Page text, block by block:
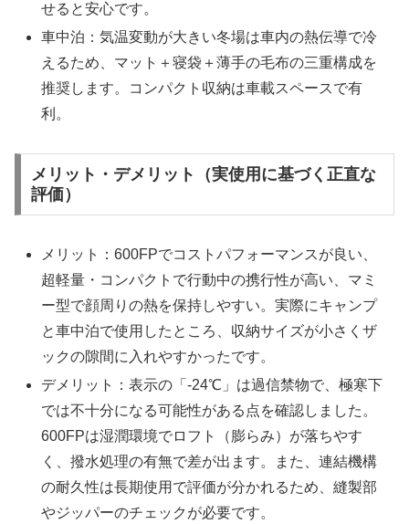
せると安心です。
車中泊：気温変動が大きい冬場は車内の熱伝導で冷
えるため、マット＋寝袋＋薄手の毛布の三重構成を
推奨します。コンパクト収納は車載スペースで有
利。
メリット・デメリット（実使用に基づく正直な
評価）
メリット：600FPでコストパフォーマンスが良い、
超軽量・コンパクトで行動中の携行性が高い、マミ
ー型で顔周りの熱を保持しやすい。実際にキャンプ
と車中泊で使用したところ、収納サイズが小さくザ
ックの隙間に入れやすかったです。
デメリット：表示の「-24℃」は過信禁物で、極寒下
では不十分になる可能性がある点を確認しました。
600FPは湿潤環境でロフト（膨らみ）が落ちやす
く、撥水処理の有無で差が出ます。また、連結機構
の耐久性は長期使用で評価が分かれるため、縫製部
やジッパーのチェックが必要です。